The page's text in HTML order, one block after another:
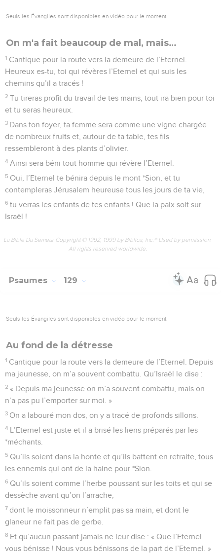
Seuls les Évangiles sont disponibles en vidéo pour le moment.
On m'a fait beaucoup de mal, mais…
1 Cantique pour la route vers la demeure de l’Eternel.
Heureux es-tu, toi qui révères l’Eternel et qui suis les
chemins qu’il a tracés !
2 Tu tireras profit du travail de tes mains, tout ira bien pour toi
et tu seras heureux.
3 Dans ton foyer, ta femme sera comme une vigne chargée
de nombreux fruits et, autour de ta table, tes fils
ressembleront à des plants d’olivier.
4 Ainsi sera béni tout homme qui révère l’Eternel.
5 Oui, l’Eternel te bénira depuis le mont *Sion, et tu
contempleras Jérusalem heureuse tous les jours de ta vie,
6 tu verras les enfants de tes enfants ! Que la paix soit sur
Israël !
La Bible Du Semeur Copyright © 1992, 1999 by Biblica, Inc.® Used by permission.
All rights reserved worldwide.
Psaumes 129
Seuls les Évangiles sont disponibles en vidéo pour le moment.
Au fond de la détresse
1 Cantique pour la route vers la demeure de l’Eternel. Depuis
ma jeunesse, on m’a souvent combattu. Qu’Israël le dise :
2 « Depuis ma jeunesse on m’a souvent combattu, mais on
n’a pas pu l’emporter sur moi. »
3 On a labouré mon dos, on y a tracé de profonds sillons.
4 L’Eternel est juste et il a brisé les liens préparés par les
*méchants.
5 Qu’ils soient dans la honte et qu’ils battent en retraite, tous
les ennemis qui ont de la haine pour *Sion.
6 Qu’ils soient comme l’herbe poussant sur les toits et qui se
dessèche avant qu’on l’arrache,
7 dont le moissonneur n’emplit pas sa main, et dont le
glaneur ne fait pas de gerbe.
8 Et qu’aucun passant jamais ne leur dise : « Que l’Eternel
vous bénisse ! Nous vous bénissons de la part de l’Eternel. »